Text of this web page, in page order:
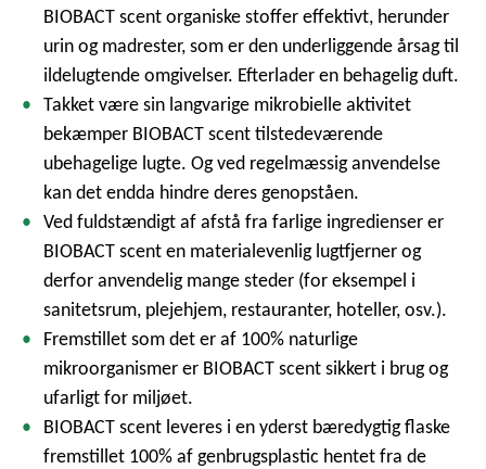
BIOBACT scent organiske stoffer effektivt, herunder
urin og madrester, som er den underliggende årsag til
ildelugtende omgivelser. Efterlader en behagelig duft.
Takket være sin langvarige mikrobielle aktivitet
bekæmper BIOBACT scent tilstedeværende
ubehagelige lugte. Og ved regelmæssig anvendelse
kan det endda hindre deres genopståen.
Ved fuldstændigt af afstå fra farlige ingredienser er
BIOBACT scent en materialevenlig lugtfjerner og
derfor anvendelig mange steder (for eksempel i
sanitetsrum, plejehjem, restauranter, hoteller, osv.).
Fremstillet som det er af 100% naturlige
mikroorganismer er BIOBACT scent sikkert i brug og
ufarligt for miljøet.
BIOBACT scent leveres i en yderst bæredygtig flaske
fremstillet 100% af genbrugsplastic hentet fra de